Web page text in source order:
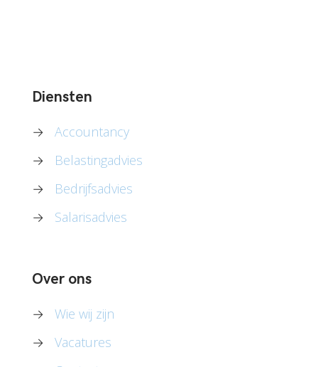
Diensten
→
Accountancy
→
Belastingadvies
→
Bedrijfsadvies
→
Salarisadvies
Over ons
→
Wie wij zijn
→
Vacatures